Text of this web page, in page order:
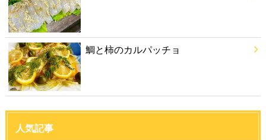
鯛と柿のカルパッチョ
人気記事